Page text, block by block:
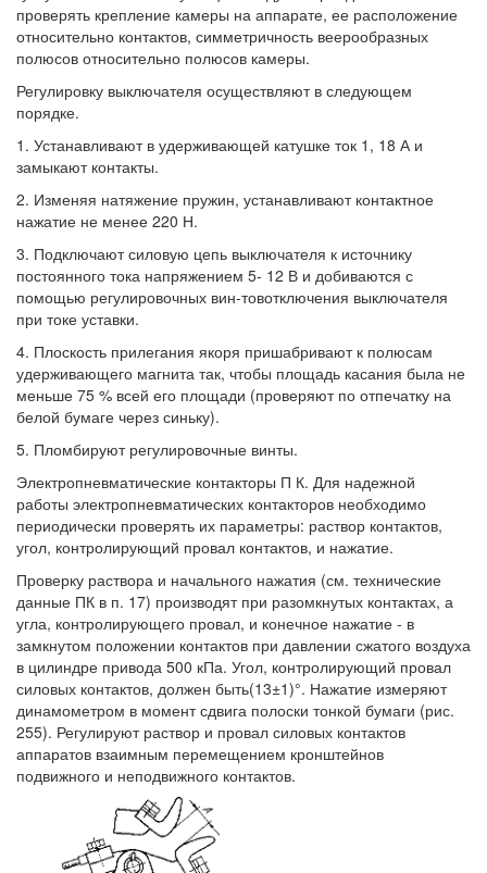
проверять крепление камеры на аппарате, ее расположение
относительно контактов, симметричность веерообразных
полюсов относительно полюсов камеры.
Регулировку выключателя осуществляют в следующем
порядке.
1. Устанавливают в удерживающей катушке ток 1, 18 А и
замыкают контакты.
2. Изменяя натяжение пружин, устанавливают контактное
нажатие не менее 220 Н.
3. Подключают силовую цепь выключателя к источнику
постоянного тока напряжением 5- 12 В и добиваются с
помощью регулировочных вин-товотключения выключателя
при токе уставки.
4. Плоскость прилегания якоря пришабривают к полюсам
удерживающего магнита так, чтобы площадь касания была не
меньше 75 % всей его площади (проверяют по отпечатку на
белой бумаге через синьку).
5. Пломбируют регулировочные винты.
Электропневматические контакторы П К. Для надежной
работы электропневматических контакторов необходимо
периодически проверять их параметры: раствор контактов,
угол, контролирующий провал контактов, и нажатие.
Проверку раствора и начального нажатия (см. технические
данные ПК в п. 17) производят при разомкнутых контактах, а
угла, контролирующего провал, и конечное нажатие - в
замкнутом положении контактов при давлении сжатого воздуха
в цилиндре привода 500 кПа. Угол, контролирующий провал
силовых контактов, должен быть(13±1)°. Нажатие измеряют
динамометром в момент сдвига полоски тонкой бумаги (рис.
255). Регулируют раствор и провал силовых контактов
аппаратов взаимным перемещением кронштейнов
подвижного и неподвижного контактов.